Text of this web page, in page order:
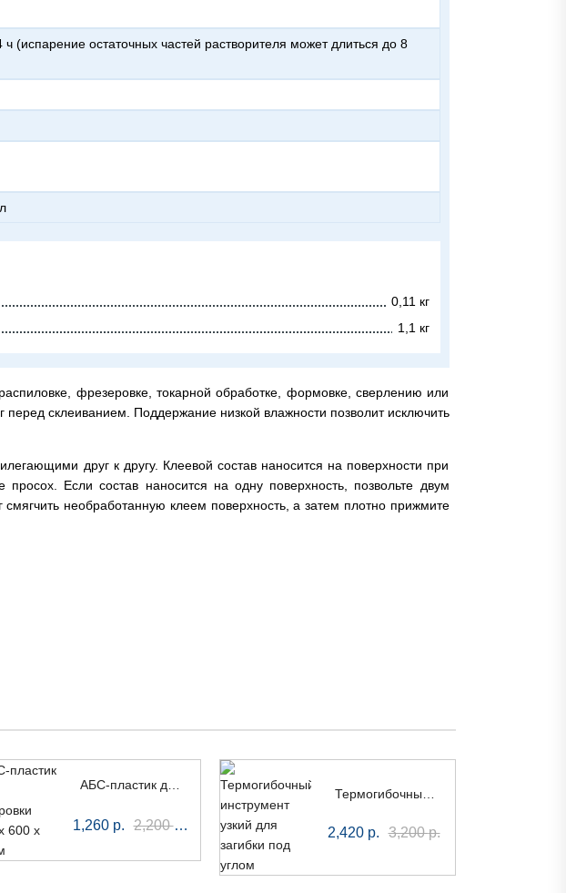
0,11 кг
1,1 кг
фрезеровке, токарной обработке, формовке, сверлению или
склеиванием. Поддержание низкой влажности позволит исключить
друг к другу. Клеевой состав наносится на поверхности при
Если состав наносится на одну поверхность, позвольте двум
необработанную клеем поверхность, а затем плотно прижмите
1,260 р. 2,200р. за лист 2,420 р. 3,200р.